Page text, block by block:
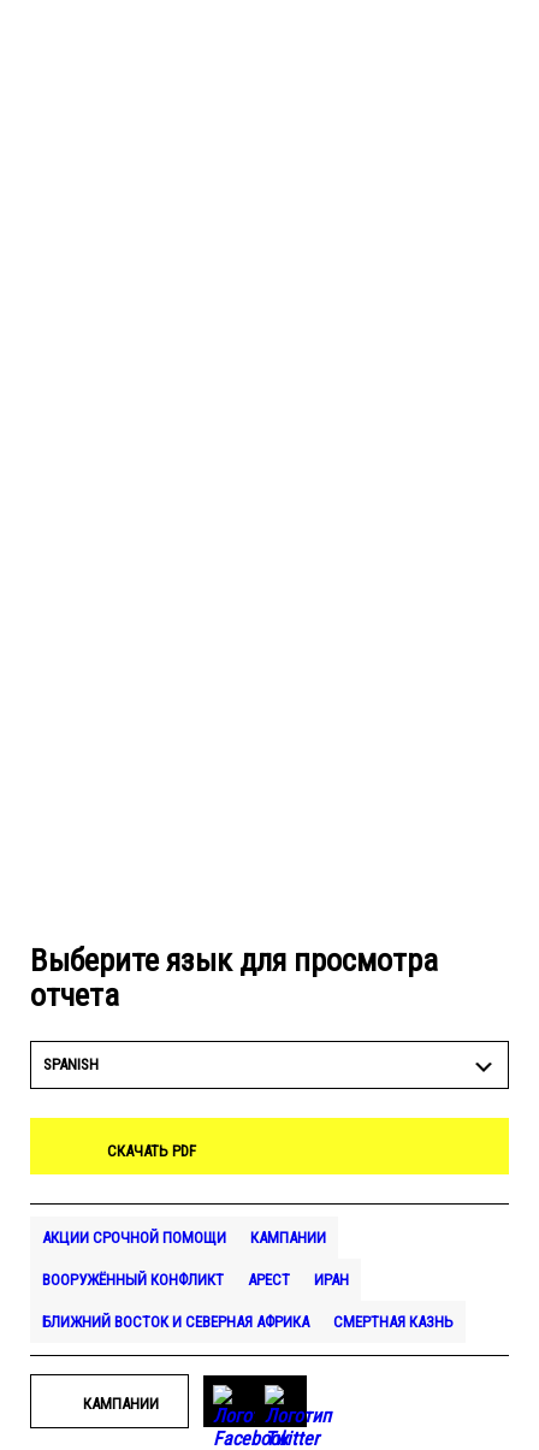
Выберите язык для просмотра
отчета
SPANISH
СКАЧАТЬ PDF
АКЦИИ СРОЧНОЙ ПОМОЩИ КАМПАНИИ
ВООРУЖЁННЫЙ КОНФЛИКТ АРЕСТ ИРАН
БЛИЖНИЙ ВОСТОК И СЕВЕРНАЯ АФРИКА СМЕРТНАЯ КАЗНЬ
КАМПАНИИ